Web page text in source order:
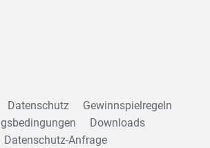
Datenschutz
Gewinnspielregeln
Downloads
Datenschutz-Anfrage